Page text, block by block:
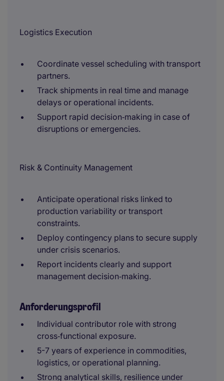
Logistics Execution
Coordinate vessel scheduling with transport
partners.
Track shipments in real time and manage
delays or operational incidents.
Support rapid decision‑making in case of
disruptions or emergencies.
Risk & Continuity Management
Anticipate operational risks linked to
production variability or transport
constraints.
Deploy contingency plans to secure supply
under crisis scenarios.
Report incidents clearly and support
management decision‑making.
Anforderungsprofil
Individual contributor role with strong
cross‑functional exposure.
5-7 years of experience in commodities,
logistics, or operational planning.
Strong analytical skills, resilience under